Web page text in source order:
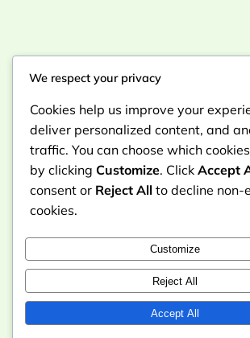
Instagram
Traveling Nusantara
Dan Budaya
VELBETT
FERRARITOTO
We respect your privacy
Cookies help us improve your
deliver personalized content, and
traffic. You can choose which
by clicking Customize. Click Accept
consent or Reject All to decline non-
cookies.
Customize
Reject All
Accept All